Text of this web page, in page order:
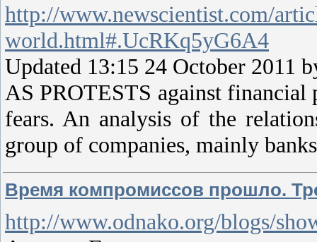
http://www.newscientist.com/
world.html#.UcRKq5yG6A4
Updated 13:15 24 October 2011
AS PROTESTS against financial
fears. An analysis of the
group of companies, mainly
Время компромиссов прошло.
http://www.odnako.org/blogs/